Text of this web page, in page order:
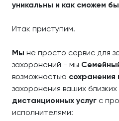
уникальны и как сможем
Итак приступим.
Мы не просто сервис для
захоронений - мы
возможностью
захоронения ваших близких
дистанционных услуг с
исполнителями: